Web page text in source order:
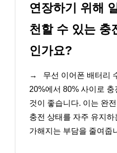
연장하기 위해
천할 수 있는 충
인가요?
→
무선 이어폰 배터리
20%에서 80% 사이로
것이 좋습니다. 이는 완
충전 상태를 자주 유지하
가해지는 부담을 줄여줍